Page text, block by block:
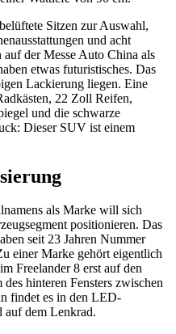
Sitzen zur Auswahl,
und acht
der Messe Auto China als
etwas futuristisches. Das
Lackierung liegen. Eine
22 Zoll Reifen,
und die schwarze
Dieser SUV ist einem
als Marke will sich
positionieren. Das
seit 23 Jahren Nummer
einer Marke gehört eigentlich
Freelander 8 erst auf den
hinteren Fensters zwischen
findet es in den LED-
auf dem Lenkrad.